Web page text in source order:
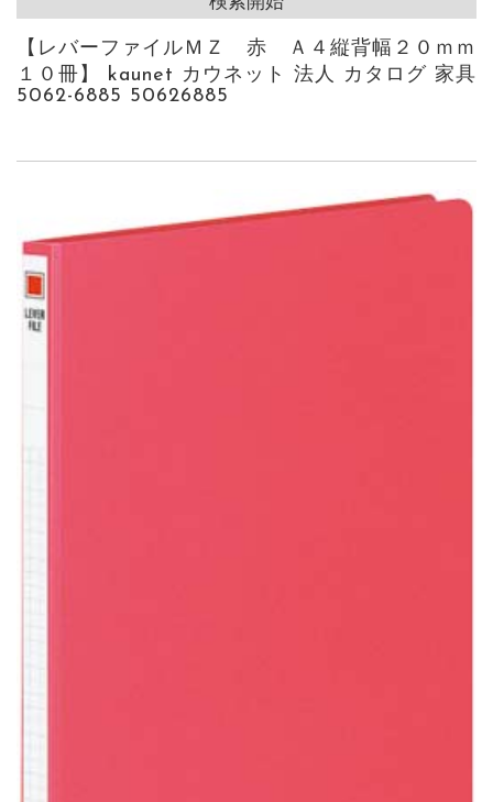
【レバーファイルＭＺ 赤 Ａ４縦背幅２０ｍｍ
１０冊】 kaunet カウネット 法人 カタログ 家具
5062-6885 50626885